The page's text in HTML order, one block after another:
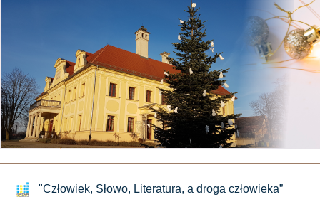
"Człowiek, Słowo, Literatura, a droga człowieka”